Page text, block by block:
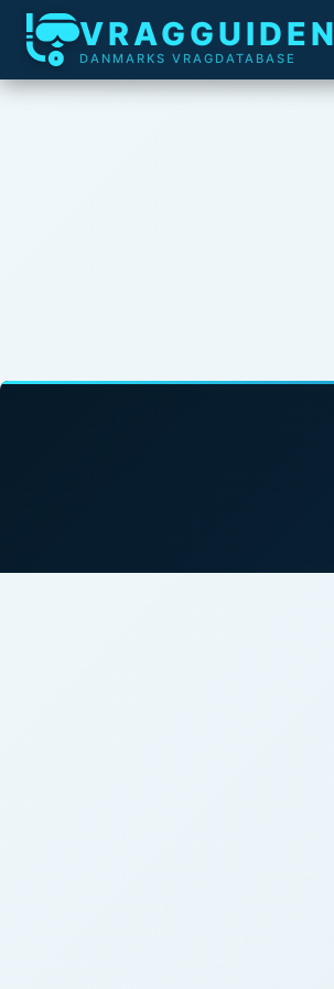
VRAGGUIDEN
DANMARKS VRAGDATABASE